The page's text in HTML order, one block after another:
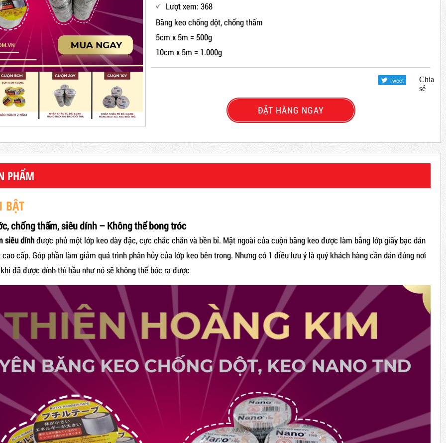
Lượt xem: 368
Băng keo chống dột, chống thấm
5cm x 5m = 500g
10cm x 5m = 1.000g
Chia
sẻ
ĐẶT HÀNG NGAY
PHẨM
BẬT
chống thấm, siêu dính – Không thể bong tróc
siêu dínhđược phủ một lớp keo dày đặc, cực chắc chắn và bền bỉ. Mặt ngoài của cuộn băng keo được làm bằng lớp giấy bạc dán
cấp. Góp phần làm giảm quá trình phân hủy của lớp keo bên trong. Nhưng có 1 điều lưu ý là quý khách hàng cần dán đúng nơi
đã được dính thì hầu như nó sẽ không thể bóc ra được